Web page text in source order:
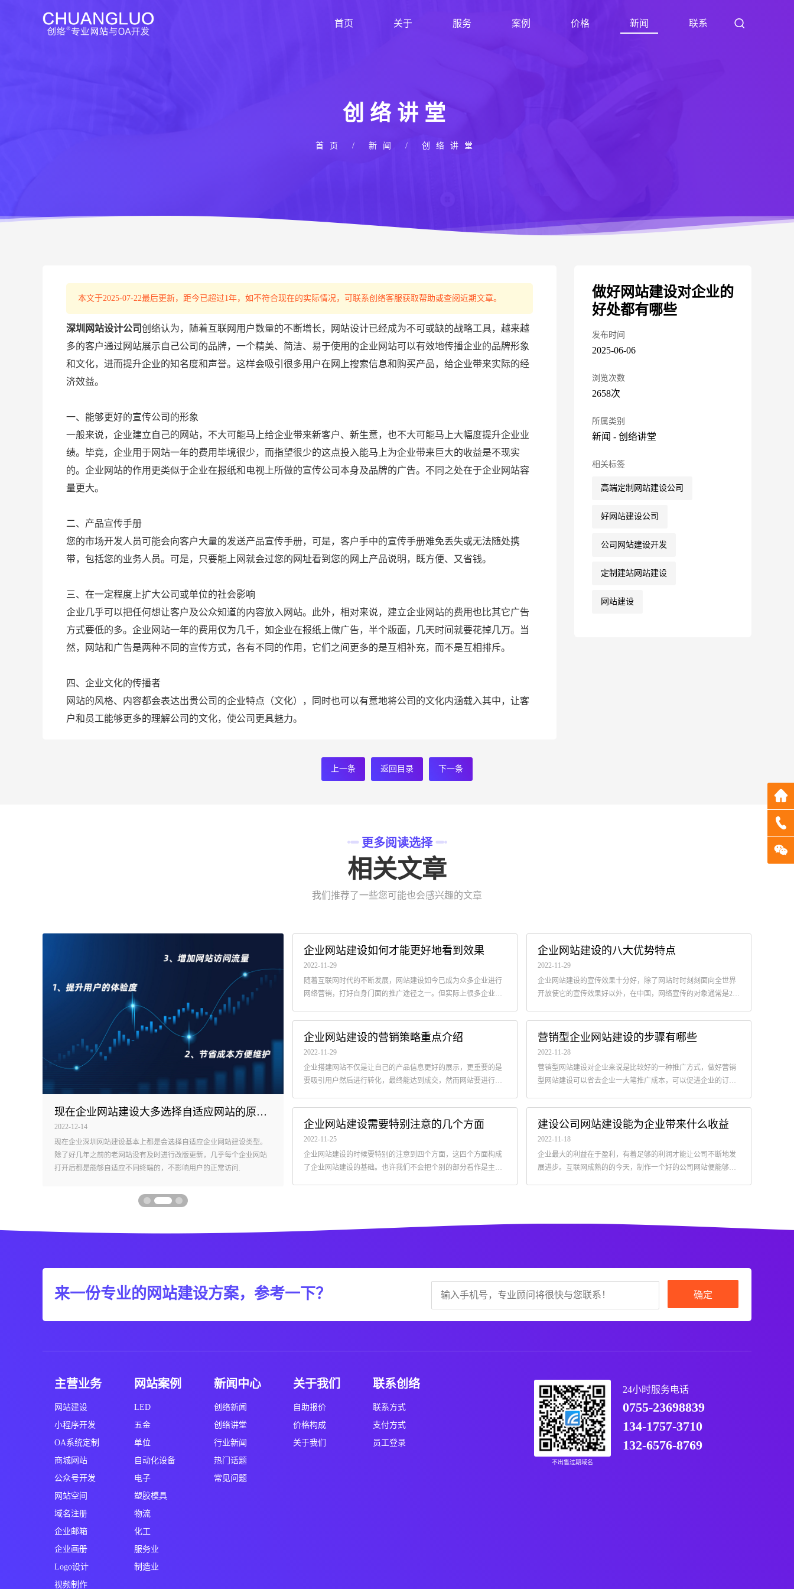
首页 关于 服务 案例 价格 新闻 联系
创络讲堂
首页 / 新闻 / 创络讲堂
做好网站建设对企业的
好处都有哪些
发布时间
2025-06-06
浏览次数
2658次
所属类别
新闻 - 创络讲堂
相关标签
高端定制网站建设公司
好网站建设公司
公司网站建设开发
定制建站网站建设
网站建设
本文于2025-07-22最后更新，距今已超过1年，如不符合现在的实际情况，可联系创络客服获取帮助或查阅近期文章。
深圳网站设计公司创络认为，随着互联网用户数量的不断增长，网站设计已经成为不可或缺的战略工具，越来越
多的客户通过网站展示自己公司的品牌，一个精美、简洁、易于使用的企业网站可以有效地传播企业的品牌形象
和文化，进而提升企业的知名度和声誉。这样会吸引很多用户在网上搜索信息和购买产品，给企业带来实际的经
济效益。
一、能够更好的宣传公司的形象
一般来说，企业建立自己的网站，不大可能马上给企业带来新客户、新生意，也不大可能马上大幅度提升企业业
绩。毕竟，企业用于网站一年的费用毕境很少，而指望很少的这点投入能马上为企业带来巨大的收益是不现实
的。企业网站的作用更类似于企业在报纸和电视上所做的宣传公司本身及品牌的广告。不同之处在于企业网站容
量更大。
二、产品宣传手册
您的市场开发人员可能会向客户大量的发送产品宣传手册，可是，客户手中的宣传手册难免丢失或无法随处携
带，包括您的业务人员。可是，只要能上网就会过您的网址看到您的网上产品说明，既方便、又省钱。
三、在一定程度上扩大公司或单位的社会影响
企业几乎可以把任何想让客户及公众知道的内容放入网站。此外，相对来说，建立企业网站的费用也比其它广告
方式要低的多。企业网站一年的费用仅为几千，如企业在报纸上做广告，半个版面，几天时间就要花掉几万。当
然，网站和广告是两种不同的宣传方式，各有不同的作用，它们之间更多的是互相补充，而不是互相排斥。
四、企业文化的传播者
网站的风格、内容都会表达出贵公司的企业特点（文化），同时也可以有意地将公司的文化内涵载入其中，让客
户和员工能够更多的理解公司的文化，使公司更具魅力。
上一条 返回目录 下一条
更多阅读选择
相关文章
我们推荐了一些您可能也会感兴趣的文章
现在企业网站建设大多选择自适应网站的原因分析
2022-12-14
现在企业深圳网站建设基本上都是会选择自适应企业网站建设类型。
除了好几年之前的老网站没有及时进行改版更新，几乎每个企业网站
打开后都是能够自适应不同终端的，不影响用户的正常访问.
2022-12-05
创络科技专业为中小企业提供中高端网站建设服务，许多客户也向我
们咨询了他们的网站存在的问题。
2023-02-15
随着深圳网站建设的多元化，企业和客户不再满足于建设网站，而是
将网络营销服务与网站建设相结合，让企业网站真正发挥其作用，真
正能为客户带来实际效果，下面为你介绍企业网站建设的类型.
企业网站建设如何才能更好地看到效果
2022-11-29
随着互联网时代的不断发展，网站建设如今已成为众多企业进行
网络营销，打好自身门面的推广途径之一。但实际上很多企业即
些？如何才能更好地看到效果呢？
企业网站建设的八大优势特点
2022-11-29
企业网站建设的宣传效果十分好，除了网站时时刻刻面向全世界
开放使它的宣传效果好以外，在中国，网络宣传的对象通常是20-
企业网站建设的营销策略重点介绍
2022-11-29
企业搭建网站不仅是让自己的产品信息更好的展示，更重要的是
要吸引用户然后进行转化，最终能达到成交，然而网站要进行转
营销型企业网站建设的步骤有哪些
2022-11-28
营销型网站建设对企业来说是比较好的一种推广方式，做好营销
型网站建设可以省去企业一大笔推广成本，可以促进企业的订单
企业网站建设需要特别注意的几个方面
2022-11-25
企业网站建设的时候要特别的注意到四个方面，这四个方面构成
了企业网站建设的基础。也许我们不会把个别的部分看作是主要
建设公司网站建设能为企业带来什么收益
2022-11-18
企业最大的利益在于盈利，有着足够的利润才能让公司不断地发
展进步。互联网成熟的的今天，制作一个好的公司网站便能够为
来一份专业的网站建设方案，参考一下？ 确定
主营业务
网站建设
小程序开发
OA系统定制
商城网站
公众号开发
网站空间
域名注册
企业邮箱
企业画册
Logo设计
视频制作
网站案例
LED
五金
单位
自动化设备
电子
塑胶模具
物流
化工
服务业
制造业
新闻中心
创络新闻
创络讲堂
行业新闻
热门话题
常见问题
关于我们
自助报价
价格构成
关于我们
联系创络
联系方式
支付方式
员工登录
不出售过期域名
24小时服务电话
0755-23698839
134-1757-3710
132-6576-8769